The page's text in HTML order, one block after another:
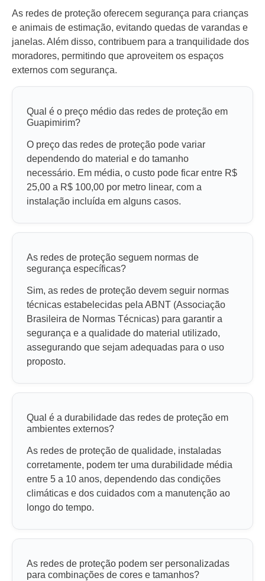
As redes de proteção oferecem segurança para crianças
e animais de estimação, evitando quedas de varandas e
janelas. Além disso, contribuem para a tranquilidade dos
moradores, permitindo que aproveitem os espaços
externos com segurança.
Qual é o preço médio das redes de proteção em
Guapimirim?
O preço das redes de proteção pode variar
dependendo do material e do tamanho
necessário. Em média, o custo pode ficar entre R$
25,00 a R$ 100,00 por metro linear, com a
instalação incluída em alguns casos.
As redes de proteção seguem normas de
segurança específicas?
Sim, as redes de proteção devem seguir normas
técnicas estabelecidas pela ABNT (Associação
Brasileira de Normas Técnicas) para garantir a
segurança e a qualidade do material utilizado,
assegurando que sejam adequadas para o uso
proposto.
Qual é a durabilidade das redes de proteção em
ambientes externos?
As redes de proteção de qualidade, instaladas
corretamente, podem ter uma durabilidade média
entre 5 a 10 anos, dependendo das condições
climáticas e dos cuidados com a manutenção ao
longo do tempo.
As redes de proteção podem ser personalizadas
para combinações de cores e tamanhos?